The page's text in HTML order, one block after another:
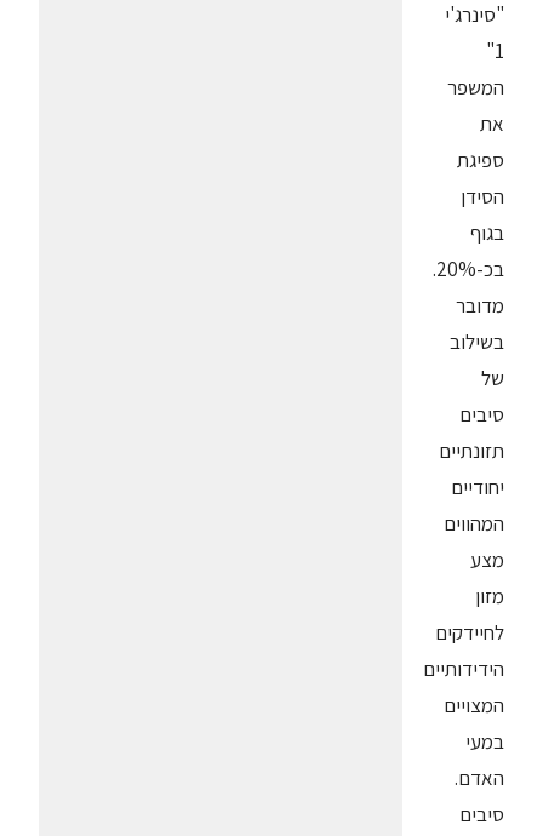
"סינרג'י
1"
המשפר
את
ספיגת
הסידן
בגוף
בכ-20%.
מדובר
בשילוב
של
סיבים
תזונתיים
יחודיים
המהווים
מצע
מזון
לחיידקים
הידידותיים
המצויים
במעי
האדם.
סיבים